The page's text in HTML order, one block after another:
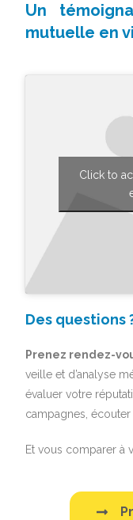
Un
mutuelle en
Click to
Des questions
Prenez rendez-
veille et d’analyse
évaluer votre
campagnes, écouter
Et vous comparer à